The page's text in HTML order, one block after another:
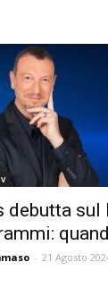
debutta sul
- 21 Agosto